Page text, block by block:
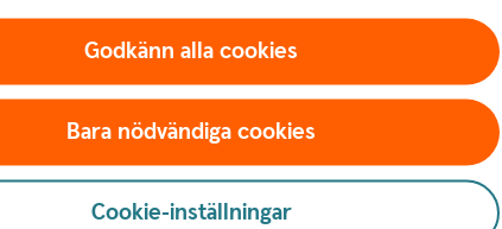
Godkänn alla cookies
Bara nödvändiga cookies
Cookie-inställningar